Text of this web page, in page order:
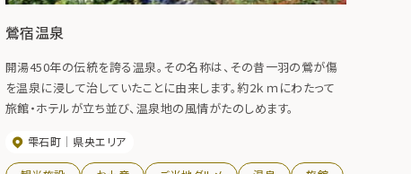
鶯宿温泉
開湯450年の伝統を誇る温泉。その名称は、その昔一羽の鶯が傷
を温泉に浸して治していたことに由来します。約2ｋｍにわたって
旅館・ホテルが立ち並び、温泉地の風情がたのしめます。
雫石町 県央エリア